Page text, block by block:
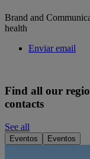
Brand and
health
Enviar email
Find all our
contacts
See all
Eventos Eventos